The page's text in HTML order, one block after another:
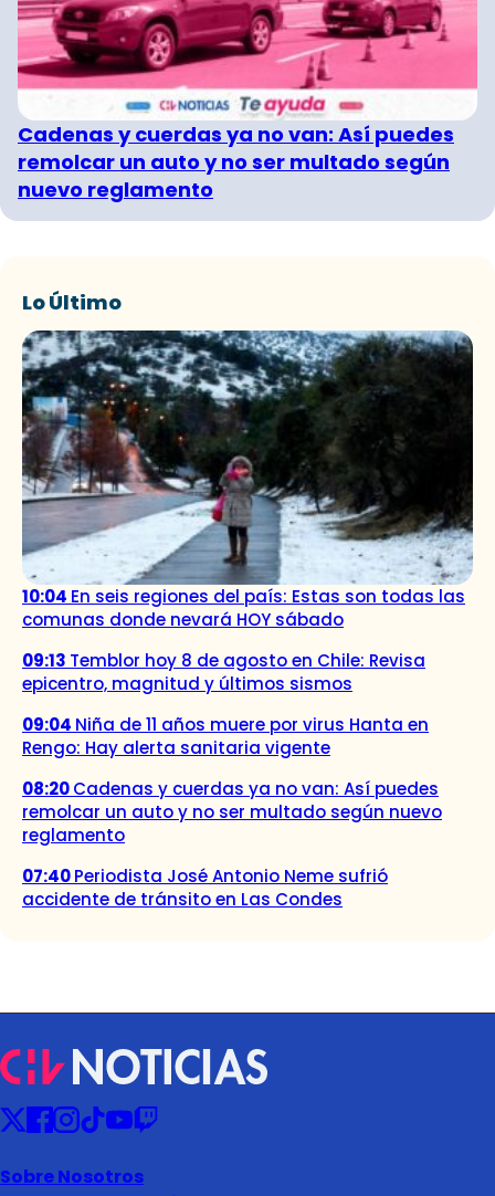
Cadenas y cuerdas ya no van: Así puedes
remolcar un auto y no ser multado según
nuevo reglamento
Lo Último
10:04 En seis regiones del país: Estas son todas las
comunas donde nevará HOY sábado
09:13 Temblor hoy 8 de agosto en Chile: Revisa
epicentro, magnitud y últimos sismos
09:04 Niña de 11 años muere por virus Hanta en
Rengo: Hay alerta sanitaria vigente
08:20Cadenas y cuerdas ya no van: Así puedes
remolcar un auto y no ser multado según nuevo
reglamento
07:40Periodista José Antonio Neme sufrió
accidente de tránsito en Las Condes
Sobre Nosotros